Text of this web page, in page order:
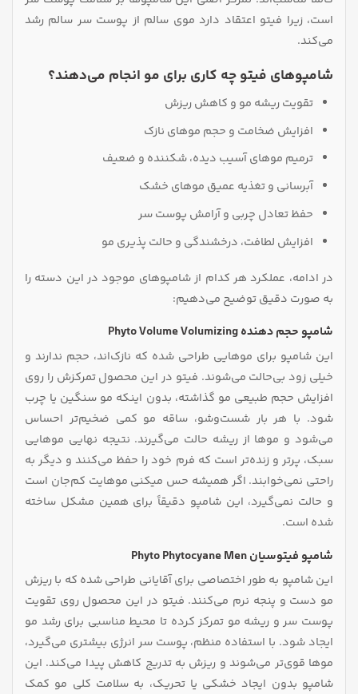
است، زیرا فیتو اعتقاد دارد موی سالم از پوست سر سالم رشد
می‌کند.
شامپوهای فیتو چه کاری برای مو انجام می‌دهند؟
تقویت ریشه مو و کاهش ریزش
افزایش ضخامت و حجم موهای نازک
ترمیم موهای آسیب‌ دیده، شکننده و ضعیف
آبرسانی و تغذیه عمیق موهای خشک
حفظ تعادل چربی و آرامش پوست سر
افزایش لطافت، درخشندگی و حالت‌ پذیری مو
در ادامه، عملکرد هر کدام از شامپوهای موجود در این دسته را
به‌ صورت دقیق توضیح می‌دهیم:
شامپو حجم دهنده Phyto Volume Volumizing
این شامپو برای موهایی طراحی شده که نازک‌اند، حجم ندارند و
خیلی زود بی‌حالت می‌شوند. فیتو در این محصول تمرکزش را روی
افزایش حجم طبیعی مو گذاشته، بدون اینکه مو سنگین یا چرب
شود. با هر بار شست‌وشو، ساقه مو کمی ضخیم‌تر احساس
می‌شود و موها از ریشه حالت می‌گیرند. نتیجه نهایی موهایی
سبک، پرتر و زنده‌تر است که فرم خود را حفظ می‌کنند و دیگر به‌
راحتی نمی‌خوابند. اگر همیشه حس میکنی موهایت کم‌جان است
و حالت نمی‌گیرد، این شامپو دقیقاً برای همین مشکل ساخته
شده است.
شامپو فیتوسیان Phyto Phytocyane Men
این شامپو به‌ طور اختصاصی برای آقایانی طراحی شده که با ریزش
مو دست‌ و پنجه نرم می‌کنند. فیتو در این محصول روی تقویت
پوست سر و ریشه مو تمرکز کرده تا محیط مناسبی برای رشد مو
ایجاد شود. با استفاده منظم، پوست سر انرژی بیشتری می‌گیرد،
موها قوی‌تر می‌شوند و ریزش به‌ تدریج کاهش پیدا می‌کند. این
شامپو بدون ایجاد خشکی یا تحریک، به سلامت کلی مو کمک